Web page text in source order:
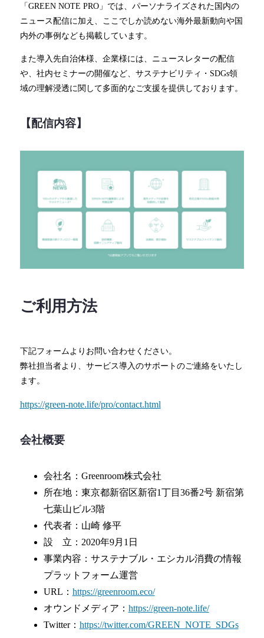
「GREEN NOTE PRO」では、パーソナライズされた国内の
ニュース配信に加え、ここでしか読めない海外最新動向や国
内外の事例なども掲載しています。
また導入先自治体様、企業様には、ニュースレターの配信
や、社内セミナーの開催など、サステナビリティ・SDGs領
域の理解浸透に関して多面的なご支援を提供しております。
【配信内容】
ご利用方法
下記フォームよりお問い合わせください。
弊社担当者より、サービス導入のサポートのご連絡をいたし
ます。
https://green-note.life/pro/contact.html
会社概要
会社名：Greenroom株式会社
所在地：東京都新宿区新宿1丁⽬36番2号 新宿第
七葉⼭ビル3階
代表者：⼭崎 修平
設 立：2020年9⽉1⽇
事業内容：サステナブル・エシカル消費の情報
プラットフォーム運営
URL： https://greenroom.eco/
オウンドメディア： https://green-note.life/
Twitter： https://twitter.com/GREEN_NOTE_SDGs